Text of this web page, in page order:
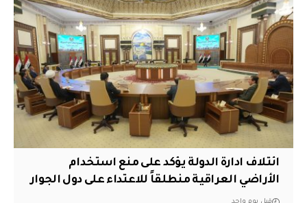
ائتلاف ادارة الدولة يؤكد على منع استخدام
الأراضي العراقية منطلقاً للاعتداء على دول الجوار